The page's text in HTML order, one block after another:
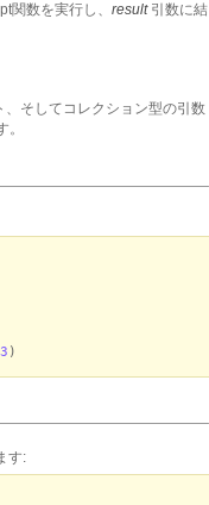
関数を実行し、 result引数に結
そしてコレクション型の引数
)
す: